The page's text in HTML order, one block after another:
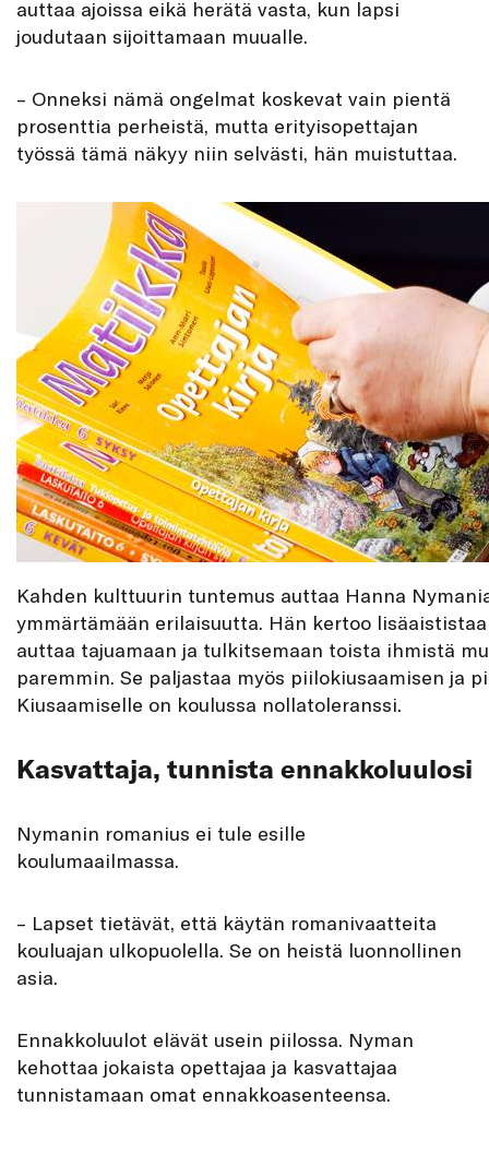
auttaa ajoissa eikä herätä vasta, kun lapsi
joudutaan sijoittamaan muualle.
– Onneksi nämä ongelmat koskevat vain pientä
prosenttia perheistä, mutta erityisopettajan
työssä tämä näkyy niin selvästi, hän muistuttaa.
Kahden kulttuurin tuntemus auttaa Hanna
ymmärtämään erilaisuutta. Hän kertoo
auttaa tajuamaan ja tulkitsemaan toista ihmistä
paremmin. Se paljastaa myös piilokiusaamisen ja
Kiusaamiselle on koulussa nollatoleranssi.
Kasvattaja, tunnista ennakkoluulosi
Nymanin romanius ei tule esille
koulumaailmassa.
– Lapset tietävät, että käytän romanivaatteita
kouluajan ulkopuolella. Se on heistä luonnollinen
asia.
Ennakkoluulot elävät usein piilossa. Nyman
kehottaa jokaista opettajaa ja kasvattajaa
tunnistamaan omat ennakkoasenteensa.